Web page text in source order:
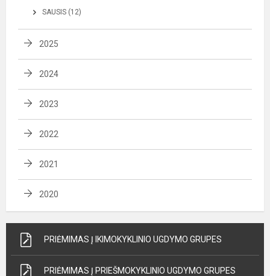
SAUSIS (12)
2025
2024
2023
2022
2021
2020
PRIĖMIMAS Į IKIMOKYKLINIO UGDYMO GRUPES
PRIĖMIMAS Į PRIEŠMOKYKLINIO UGDYMO GRUPES